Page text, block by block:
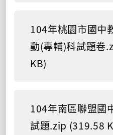
104年桃園市國中
動(專輔)科試題卷
KB)
104年南區聯盟國
試題.zip (319.58